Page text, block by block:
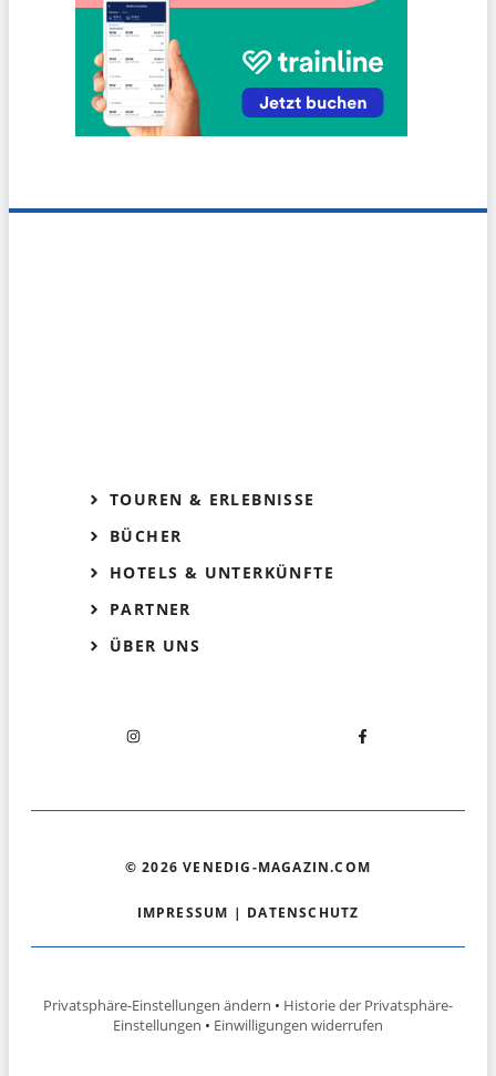
TOUREN & ERLEBNISSE
BÜCHER
HOTELS & UNTERKÜNFTE
PARTNER
ÜBER UNS
© 2026 VENEDIG-MAGAZIN.COM
IMPRESSUM | DATENSCHUTZ
Privatsphäre-Einstellungen ändern • Historie der Privatsphäre-
Einstellungen • Einwilligungen widerrufen